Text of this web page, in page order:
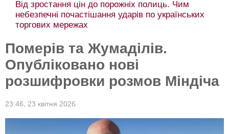
Від зростання цін до порожніх полиць. Чим
небезпечні почастішання ударів по українських
торгових мережах
Померів та Жумаділів.
Опубліковано нові
розшифровки розмов Міндіча
23:46, 23 квітня 2026